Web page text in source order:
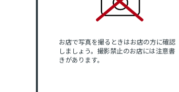
お店で写真を撮るときはお店の方に確認
しましょう。撮影禁止のお店には注意書
きがあります。